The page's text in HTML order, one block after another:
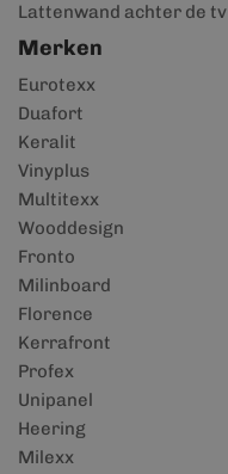
Lattenwand achter de tv
Merken
Eurotexx
Duafort
Keralit
Vinyplus
Multitexx
Wooddesign
Fronto
Milinboard
Florence
Kerrafront
Profex
Unipanel
Heering
Milexx